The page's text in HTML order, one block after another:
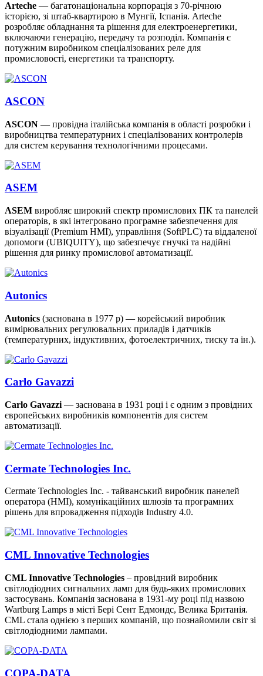
Arteche — багатонаціональна корпорація з 70-річною
історією, зі штаб-квартирою в Мунгії, Іспанія. Arteche
розробляє обладнання та рішення для електроенергетики,
включаючи генерацію, передачу та розподіл. Компанія є
потужним виробником спеціалізованих реле для
промисловості, енергетики та транспорту.
ASCON
ASCON — провідна італійська компанія в області розробки і
виробництва температурних і спеціалізованих контролерів
для систем керування технологічними процесами.
ASEM
ASEM виробляє широкий спектр промислових ПК та панелей
операторів, в які інтегровано програмне забезпечення для
візуалізації (Premium HMI), управління (SoftPLC) та віддаленої
допомоги (UBIQUITY), що забезпечує гнучкі та надійні
рішення для ринку промислової автоматизації.
Autonics
Autonics (заснована в 1977 р) — корейський виробник
вимірювальних регулювальних приладів і датчиків
(температурних, індуктивних, фотоелектричних, тиску та ін.).
Carlo Gavazzi
Carlo Gavazzi — заснована в 1931 році і є одним з провідних
європейських виробників компонентів для систем
автоматизації.
Cermate Technologies Inc.
Cermate Technologies Inc. - тайванський виробник панелей
оператора (HMI), комунікаційних шлюзів та програмних
рішень для впровадження підходів Industry 4.0.
CML Innovative Technologies
CML Innovative Technologies – провідний виробник
світлодіодних сигнальних ламп для будь-яких промислових
застосувань. Компанія заснована в 1931-му році під назвою
Wartburg Lamps в місті Бері Сент Едмондс, Велика Британія.
CML стала однією з перших компаній, що познайомили світ зі
світлодіодними лампами.
COPA-DATA